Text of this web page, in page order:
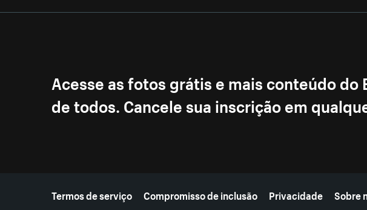
Acesse as fotos grátis e mais conteúdo do
de todos. Cancele sua inscrição em
Mais recursos
Termos de serviço Compromisso de inclusão Privacidade Sobre